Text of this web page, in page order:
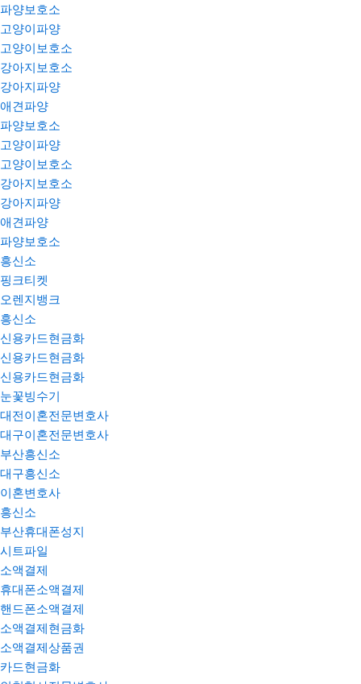
파양보호소
고양이파양
고양이보호소
강아지보호소
강아지파양
애견파양
파양보호소
고양이파양
고양이보호소
강아지보호소
강아지파양
애견파양
파양보호소
흥신소
핑크티켓
오렌지뱅크
흥신소
신용카드현금화
신용카드현금화
신용카드현금화
눈꽃빙수기
대전이혼전문변호사
대구이혼전문변호사
부산흥신소
대구흥신소
이혼변호사
흥신소
부산휴대폰성지
시트파일
소액결제
휴대폰소액결제
핸드폰소액결제
소액결제현금화
소액결제상품권
카드현금화